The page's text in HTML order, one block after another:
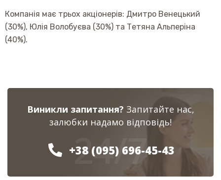
Компанія має трьох акціонерів: Дмитро Венецький
(30%), Юлія Волобуєва (30%) та Тетяна Альперіна
(40%).
Виникли запитання? Запитайте нас,
залюбки надамо відповідь!
+38 (095) 696-45-43
24/7